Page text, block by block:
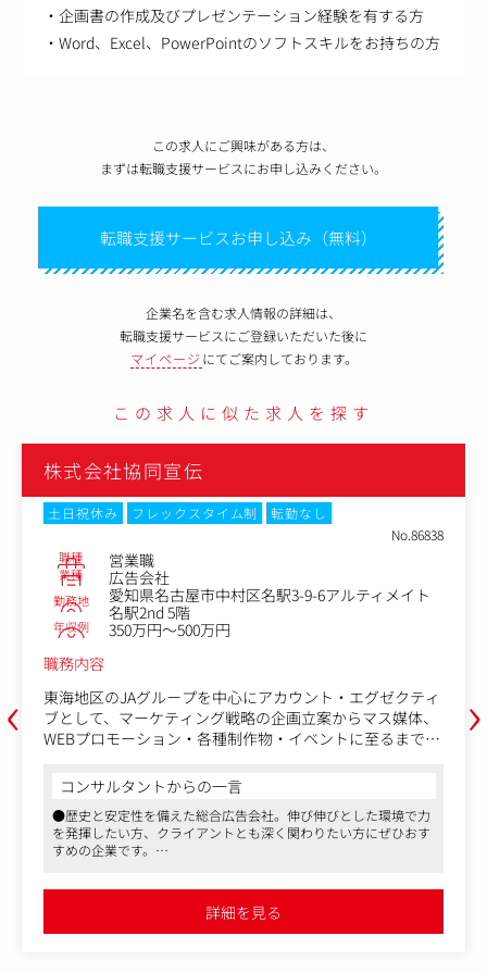
・企画書の作成及びプレゼンテーション経験を有する方
・Word、Excel、PowerPointのソフトスキルをお持ちの方
この求人にご興味がある方は、
まずは転職支援サービスにお申し込みください。
転職支援サービスお申し込み（無料）
企業名を含む求人情報の詳細は、
転職支援サービスにご登録いただいた後に
マイページ にてご案内しております。
この求人に似た求人を探す
‹
株式会社協同宣伝
土日祝休み フレックスタイム制
転勤なし
No.86838
職種 営業職
業種 広告会社
勤務地
愛知県名古屋市中村区名駅3-9-6アルティメイト
名駅2nd 5階
年収例
350万円～500万円
職務内容
東海地区のJAグループを中心にアカウント・エグゼクティ
ブとして、マーケティング戦略の企画立案からマス媒体、
WEBプロモーション・各種制作物・イベントに至るまで課
す。
業界問わず新規開拓にもチャレンジして頂くことも可能で
す。
社会的課題に取り組むクライアントが多いので、継続性の
コンサルタントからの一言
●歴史と安定性を備えた総合広告会社。伸び伸びとした環境で力
を発揮したい方、クライアントとも深く関わりたい方にぜひおす
すめの企業です。
●落ち着いた社風で、社員のお人柄が良い印象です。弊社経由で
過去に数十名の方が入社している実績があり活躍しています。
詳細を見る
›